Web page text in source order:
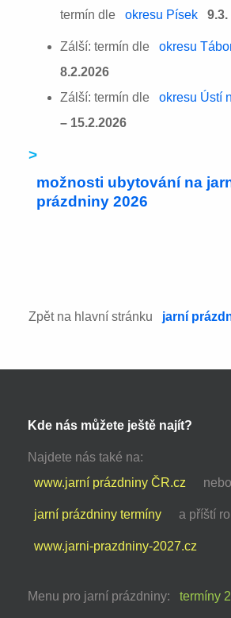
termín dle okresu Písek 9.3.
Zálší: termín dle okresu
8.2.2026
Zálší: termín dle
okresu Ústí
– 15.2.2026
>
možnosti ubytování na
prázdniny 2026
Zpět na hlavní stránku jarní
Kde nás můžete ještě najít?
Najdete nás také na:
www.jarní prázdniny ČR.cz
nebo
jarní prázdniny termíny a příští
www.jarni-prazdniny-2027.cz
Menu pro jarní prázdniny: termíny